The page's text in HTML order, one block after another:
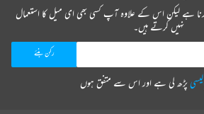
ہے لیکن اس کے علاوہ آپ کسی بھی ای میل کا استعمال
نہیں کرتے ہیں۔
پڑھ لی ہے اور اس سے متفق ہوں